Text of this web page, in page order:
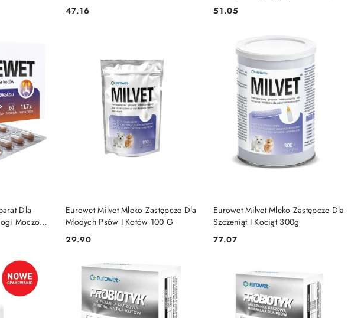
Cena:
47.16 Cena:
51.05
Dla
Moczowe
Eurowet Milvet Mleko Zastępcze Dla
Młodych Psów I Kotów 100 G
Cena:
29.90
DO KOSZYKA
Eurowet Milvet Mleko Zastępcze Dla
Szczeniąt I Kociąt 300g
Cena:
77.07
DO KOSZYKA